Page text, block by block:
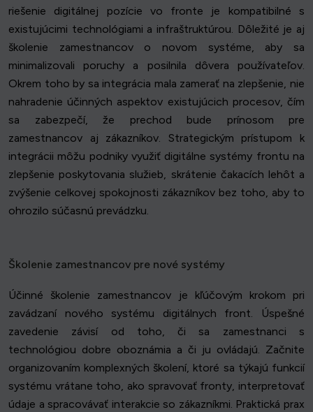
riešenie digitálnej pozície vo fronte je kompatibilné s
existujúcimi technológiami a infraštruktúrou. Dôležité je aj
školenie zamestnancov o novom systéme, aby sa
minimalizovali poruchy a posilnila dôvera používateľov.
Okrem toho by sa integrácia mala zamerať na zlepšenie, nie
nahradenie účinných aspektov existujúcich procesov, čím
sa zabezpečí, že prechod bude prínosom pre
zamestnancov aj zákazníkov. Strategickým prístupom k
integrácii môžu podniky využiť digitálne systémy frontu na
zlepšenie poskytovania služieb, skrátenie čakacích lehôt a
zvýšenie celkovej spokojnosti zákazníkov bez toho, aby to
ohrozilo súčasnú prevádzku.
Školenie zamestnancov pre nové systémy
Účinné školenie zamestnancov je kľúčovým krokom pri
zavádzaní nového systému digitálnych front. Úspešné
zavedenie závisí od toho, či sa zamestnanci s
technológiou dobre oboznámia a či ju ovládajú. Začnite
organizovaním komplexných školení, ktoré sa týkajú funkcií
systému vrátane toho, ako spravovať fronty, interpretovať
údaje a spracovávať interakcie so zákazníkmi. Praktická prax